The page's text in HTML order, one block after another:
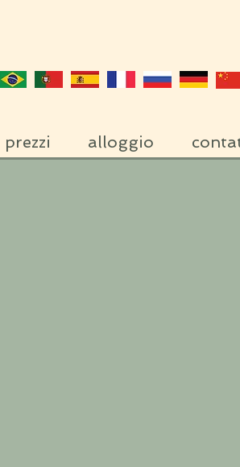
prezzi alloggio